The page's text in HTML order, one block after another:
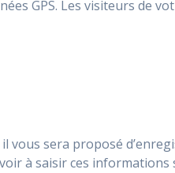
GPS. Les visiteurs de
sera proposé
à saisir ces